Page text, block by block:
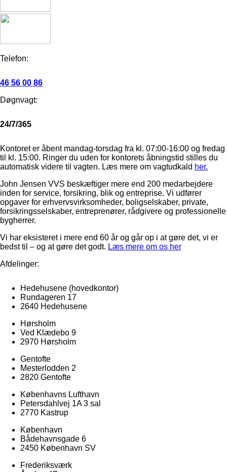
Telefon:
46 56 00 86
Døgnvagt:
24/7/365
Kontoret er åbent mandag-torsdag fra kl. 07:00-16:00 og fredag
til kl. 15:00. Ringer du uden for kontorets åbningstid stilles du
automatisk videre til vagten. Læs mere om vagtudkald her.
John Jensen VVS beskæftiger mere end 200 medarbejdere
inden for service, forsikring, blik og entreprise. Vi udfører
opgaver for erhvervsvirksomheder, boligselskaber, private,
forsikringsselskaber, entreprenører, rådgivere og professionelle
bygherrer.
Vi har eksisteret i mere end 60 år og går op i at gøre det, vi er
bedst til – og at gøre det godt. Læs mere om os her
Afdelinger:
Hedehusene (hovedkontor)
Rundageren 17
2640 Hedehusene
Hørsholm
Ved Klædebo 9
2970 Hørsholm
Gentofte
Mesterlodden 2
2820 Gentofte
Københavns Lufthavn
Petersdahlvej 1A 3 sal
2770 Kastrup
København
Bådehavnsgade 6
2450 København SV
Frederiksværk